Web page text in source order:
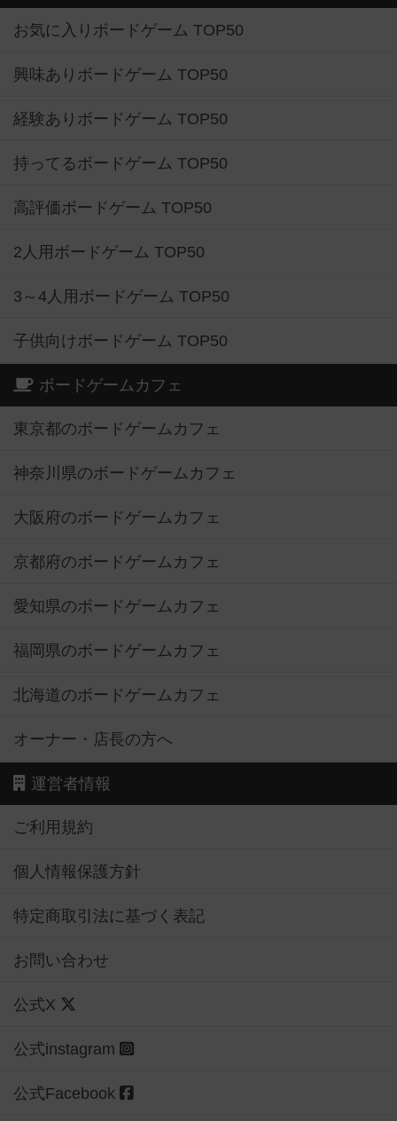
お気に入りボードゲーム TOP50
興味ありボードゲーム TOP50
経験ありボードゲーム TOP50
持ってるボードゲーム TOP50
高評価ボードゲーム TOP50
2人用ボードゲーム TOP50
3～4人用ボードゲーム TOP50
子供向けボードゲーム TOP50
ボードゲームカフェ
東京都のボードゲームカフェ
神奈川県のボードゲームカフェ
大阪府のボードゲームカフェ
京都府のボードゲームカフェ
愛知県のボードゲームカフェ
福岡県のボードゲームカフェ
北海道のボードゲームカフェ
オーナー・店長の方へ
運営者情報
ご利用規約
個人情報保護方針
特定商取引法に基づく表記
お問い合わせ
公式X
公式instagram
公式Facebook